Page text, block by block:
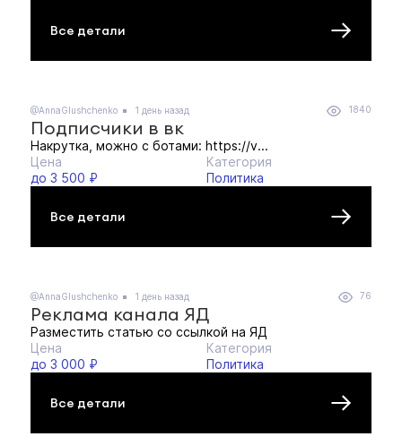
Все детали
@AnnaGlushchenko 1 день назад 1840
Подписчики в вк
Накрутка, можно с ботами: https://v...
Цена
до 3 500 ₽
Категория
Политика
Все детали
@AnnaGlushchenko 1 день назад 76
Реклама канала ЯД
Разместить статью со ссылкой на ЯД
Цена
до 3 000 ₽
Категория
Политика
Все детали